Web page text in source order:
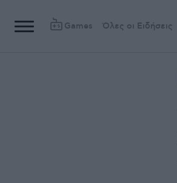
Games Όλες οι Ειδήσεις